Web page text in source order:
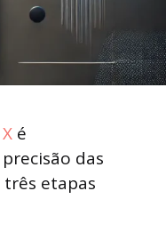
é
das
etapas